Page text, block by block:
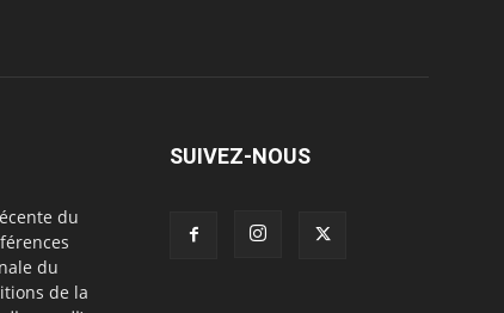
du
du
de la
SUIVEZ-NOUS